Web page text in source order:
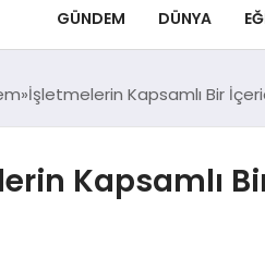
GÜNDEM DÜNYA
İşletmelerin Kapsamlı Bir
Kapsamlı